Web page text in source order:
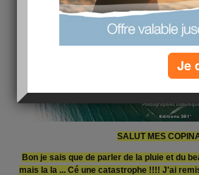
SALUT MES
Bon je sais que de parler de la pluie et du
mais la la ... Cé une catastrophe !!!! J'ai
Je